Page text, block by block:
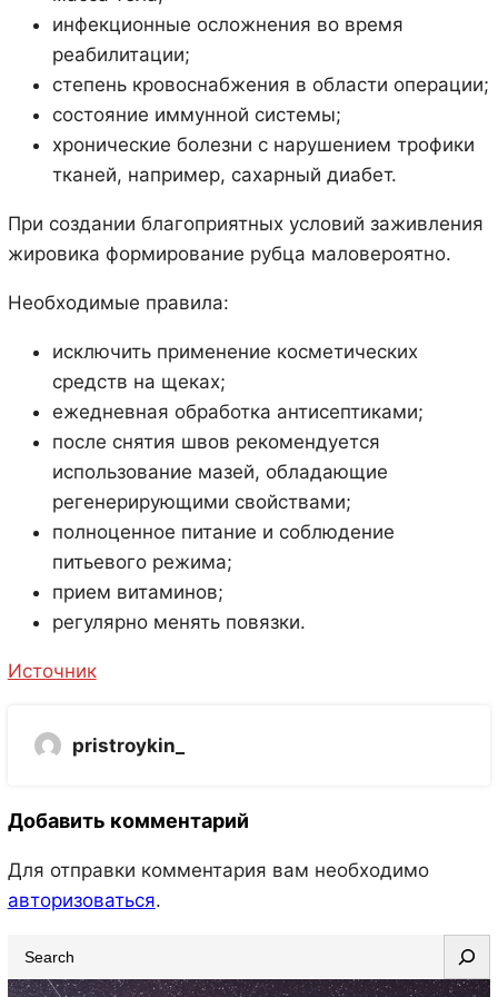
инфекционные осложнения во время
реабилитации;
степень кровоснабжения в области операции;
состояние иммунной системы;
хронические болезни с нарушением трофики
тканей, например, сахарный диабет.
При создании благоприятных условий заживления
жировика формирование рубца маловероятно.
Необходимые правила:
исключить применение косметических
средств на щеках;
ежедневная обработка антисептиками;
после снятия швов рекомендуется
использование мазей, обладающие
регенерирующими свойствами;
полноценное питание и соблюдение
питьевого режима;
прием витаминов;
регулярно менять повязки.
Источник
pristroykin_
Добавить комментарий
Для отправки комментария вам необходимо
авторизоваться.
e